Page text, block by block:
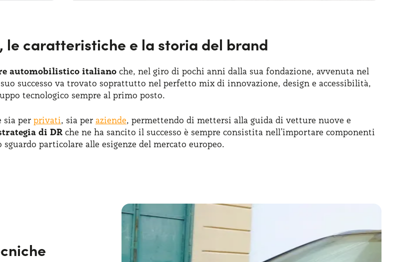
le caratteristiche e la storia del brand
automobilistico italiano che, nel giro di pochi anni dalla sua fondazione, avvenuta nel
successo va trovato soprattutto nel perfetto mix di innovazione, design e accessibilità,
tecnologico sempre al primo posto.
sia per privati, sia per aziende, permettendo di mettersi alla guida di vetture nuove e
di DR che ne ha sancito il successo è sempre consistita nell’importare componenti
particolare alle esigenze del mercato europeo.
di auto realizzate con la massima attenzione ai dettagli, senza doversi preoccupare
degli anni la sua gamma, introducendo SUV compatti e anche motorizzazioni ecologiche
Automobiles dedica la massima attenzione alla qualità e propone vetture con una gamma di
comfort di guida. Scegliere DR noleggio lungo termine, insomma, significa guidare